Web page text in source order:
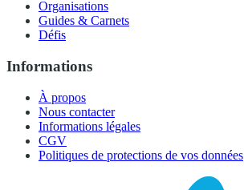
Organisations
Guides & Carnets
Défis
Informations
À propos
Nous contacter
Informations légales
CGV
Politiques de protections de vos données